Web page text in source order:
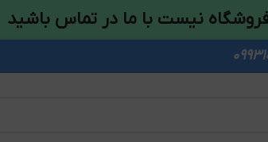
نیست با ما در تماس باشید